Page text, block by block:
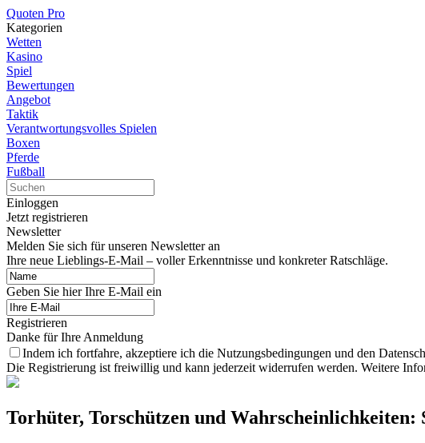
Quoten Pro
Kategorien
Wetten
Kasino
Spiel
Bewertungen
Angebot
Taktik
Verantwortungsvolles Spielen
Boxen
Pferde
Fußball
Einloggen
Jetzt registrieren
Newsletter
Melden Sie sich für unseren Newsletter an
Ihre neue Lieblings-E-Mail – voller Erkenntnisse und konkreter Ratschläge.
Geben Sie hier Ihre E-Mail ein
Registrieren
Danke für Ihre Anmeldung
Indem ich fortfahre, akzeptiere ich die Nutzungsbedingungen und den
Die Registrierung ist freiwillig und kann jederzeit widerrufen werden. Weitere
Torhüter, Torschützen und Wahrscheinlichkeiten: